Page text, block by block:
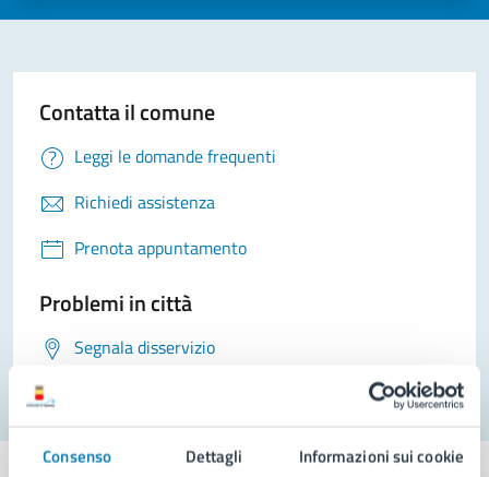
Consenso Dettagli Informazioni sui cookie
Contatta il comune
Leggi le domande frequenti
Richiedi assistenza
Prenota appuntamento
Problemi in città
Segnala disservizio